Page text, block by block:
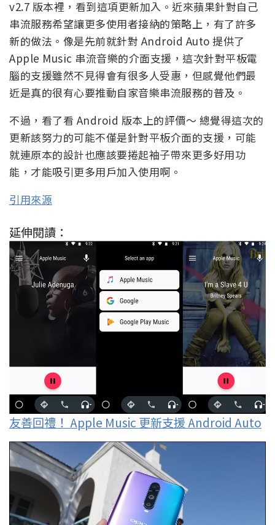
v2.7 版本裡，看到這項更新加入。近來蘋果針對自己
串流服務希望讓更多使用者接納的策略上，有了許多
新的做法。像是先前就針對 Android Auto 提供了
Apple Music 串流音樂的介面支援，這次針對平板電
腦的支援雖然不見得會有很多人受惠，但感覺他們最
近是真的很有心要推動自家音樂串流服務的普及。
不過，看了看 Android 版本上的評價～ 總覺得這次的
更新該努力的可能不僅是針對平板介面的支援，可能
就連原本的設計也應該要捲起袖子帶來更多好用功
能，才能吸引更多用戶加入使用啊。
引用來源
延伸閱讀：
友善回禮！ Apple Music 更新支援 Android Auto